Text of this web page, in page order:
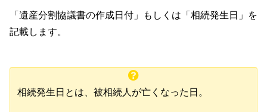
「遺産分割協議書の作成日付」もしくは「相続発生日」を
記載します。
相続発生日とは、被相続人が亡くなった日。